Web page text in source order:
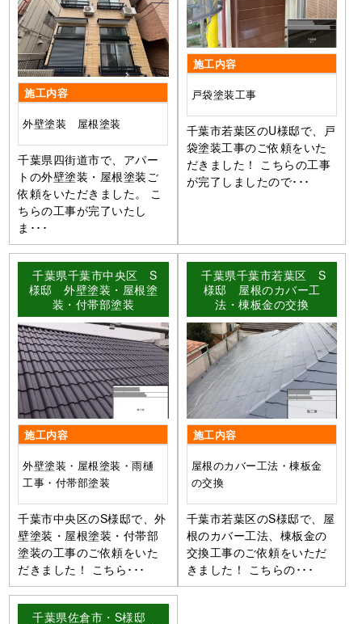
施工内容
外壁塗装 屋根塗装
千葉県四街道市で、アパー
トの外壁塗装・屋根塗装ご
依頼をいただきました。 こ
ちらの工事が完了いたし
ま･･･
施工内容
戸袋塗装工事
千葉市若葉区のU様邸で、戸
袋塗装工事のご依頼をいた
だきました！ こちらの工事
が完了しましたので･･･
千葉県千葉市中央区 S
様邸 外壁塗装・屋根塗
装・付帯部塗装
施工内容
外壁塗装・屋根塗装・雨樋
工事・付帯部塗装
千葉市中央区のS様邸で、外
壁塗装・屋根塗装・付帯部
塗装の工事のご依頼をいた
だきました！ こちら･･･
千葉県千葉市若葉区 S
様邸 屋根のカバー工
法・棟板金の交換
施工内容
屋根のカバー工法・棟板金
の交換
千葉市若葉区のS様邸で、屋
根のカバー工法、棟板金の
交換工事のご依頼をいただ
きました！ こちらの･･･
千葉県佐倉市・S様邸